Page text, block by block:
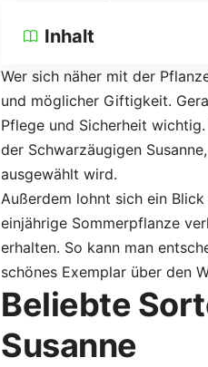
Inhalt
Wer sich näher mit der
und möglicher Giftigkeit.
Pflege und Sicherheit
der Schwarzäugigen
ausgewählt wird.
Außerdem lohnt sich ein
einjährige Sommerpflanze
erhalten. So kann man
schönes Exemplar über den
Beliebte
Susanne